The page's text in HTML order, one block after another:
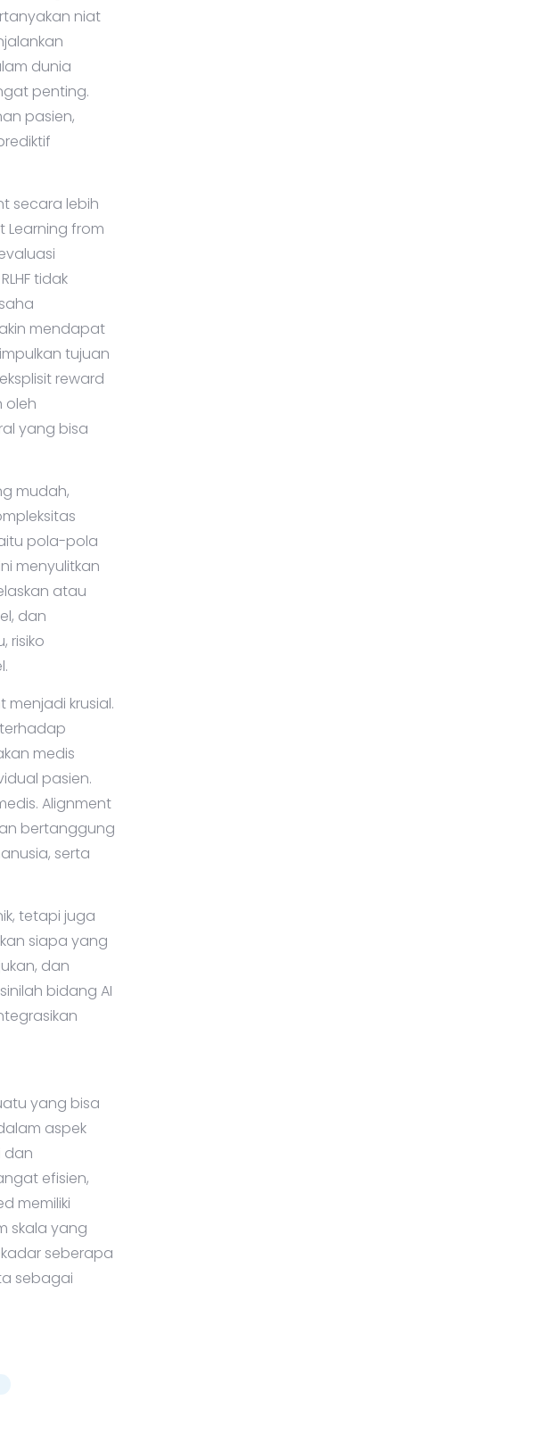
niat
dunia
penting.
pasien,
secara lebih
Learning from
tidak
mendapat
tujuan
reward
oleh
yang bisa
mudah,
pola-pola
menyulitkan
atau
dan
risiko
krusial.
medis
pasien.
Alignment
bertanggung
serta
tetapi juga
siapa yang
dan
bidang AI
yang bisa
aspek
dan
efisien,
memiliki
skala yang
seberapa
sebagai